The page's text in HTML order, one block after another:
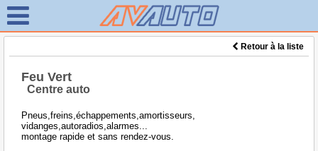
Retour à la liste
Feu Vert
Centre auto
Pneus,freins,échappements,amortisseurs,
vidanges,autoradios,alarmes...
montage rapide et sans rendez-vous.